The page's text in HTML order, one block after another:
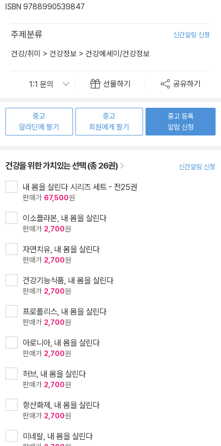
ISBN 9788990539847
주제분류 신간알림 신청
건강/취미 > 건강정보 > 건강에세이/건강정보
선물하기 공유하기
중고
알라딘에 팔기
중고
회원에게 팔기
중고 등록
알림 신청
건강을 위한 가치있는 선택 (총 26권) 신간알림 신청
내 몸을 살린다 시리즈 세트 - 전25권
판매가 67,500원
이소플라본, 내 몸을 살린다
판매가 2,700원
자연치유, 내 몸을 살린다
판매가 2,700원
건강기능식품, 내 몸을 살린다
판매가 2,700원
프로폴리스, 내 몸을 살린다
판매가 2,700원
아로니아, 내 몸을 살린다
판매가 2,700원
허브, 내 몸을 살린다
판매가 2,700원
항산화제, 내 몸을 살린다
판매가 2,700원
미네랄, 내 몸을 살린다